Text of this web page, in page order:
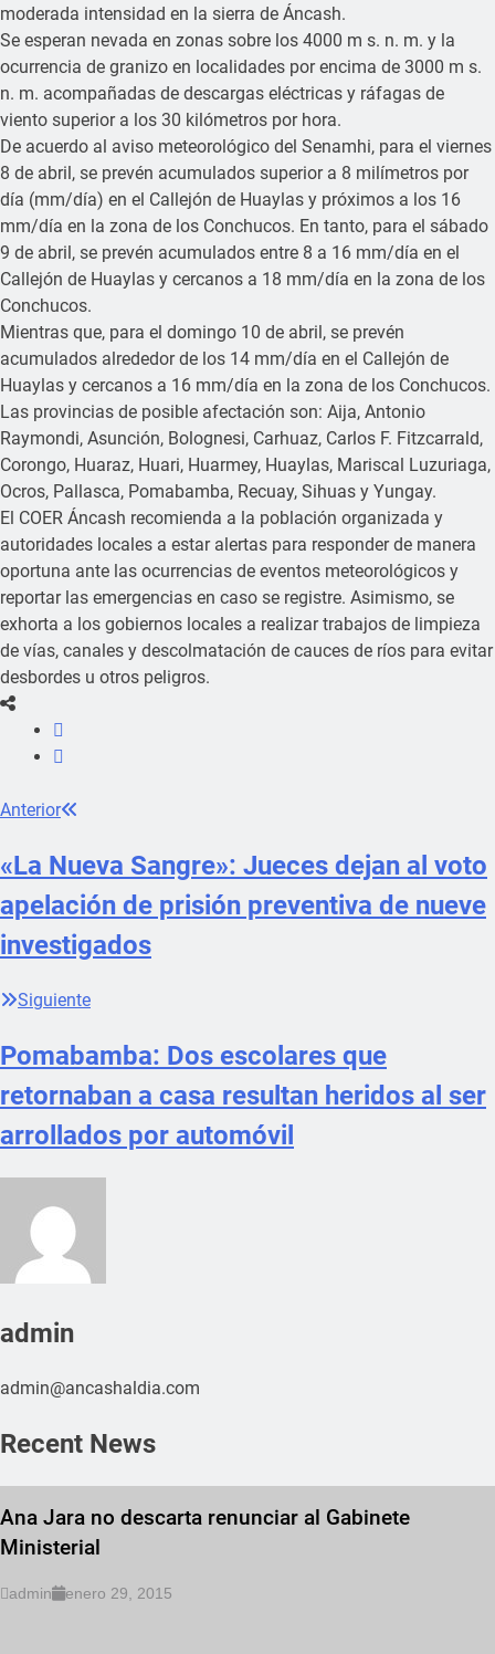
moderada intensidad en la sierra de Áncash.
Se esperan nevada en zonas sobre los 4000 m s. n. m. y la
ocurrencia de granizo en localidades por encima de 3000 m s.
n. m. acompañadas de descargas eléctricas y ráfagas de
viento superior a los 30 kilómetros por hora.
De acuerdo al aviso meteorológico del Senamhi, para el viernes
8 de abril, se prevén acumulados superior a 8 milímetros por
día (mm/día) en el Callejón de Huaylas y próximos a los 16
mm/día en la zona de los Conchucos. En tanto, para el sábado
9 de abril, se prevén acumulados entre 8 a 16 mm/día en el
Callejón de Huaylas y cercanos a 18 mm/día en la zona de los
Conchucos.
Mientras que, para el domingo 10 de abril, se prevén
acumulados alrededor de los 14 mm/día en el Callejón de
Huaylas y cercanos a 16 mm/día en la zona de los Conchucos.
Las provincias de posible afectación son: Aija, Antonio
Raymondi, Asunción, Bolognesi, Carhuaz, Carlos F. Fitzcarrald,
Corongo, Huaraz, Huari, Huarmey, Huaylas, Mariscal Luzuriaga,
Ocros, Pallasca, Pomabamba, Recuay, Sihuas y Yungay.
El COER Áncash recomienda a la población organizada y
autoridades locales a estar alertas para responder de manera
oportuna ante las ocurrencias de eventos meteorológicos y
reportar las emergencias en caso se registre. Asimismo, se
exhorta a los gobiernos locales a realizar trabajos de limpieza
de vías, canales y descolmatación de cauces de ríos para evitar
desbordes u otros peligros.
Anterior
«La Nueva Sangre»: Jueces dejan al voto
apelación de prisión preventiva de nueve
investigados
Siguiente
Pomabamba: Dos escolares que
retornaban a casa resultan heridos al ser
arrollados por automóvil
admin
admin@ancashaldia.com
Recent News
Ana Jara no descarta renunciar al Gabinete
Ministerial
admin enero 29, 2015